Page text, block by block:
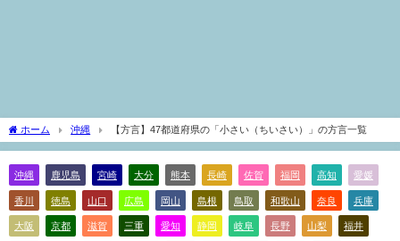
ホーム 沖縄 【方言】47都道府県の「小さい（ちいさい）」の方言一覧
沖縄 鹿児島 宮崎 大分 熊本 長崎 佐賀 福岡 高知 愛媛
香川 徳島 山口 広島 岡山 島根 鳥取 和歌山 奈良 兵庫
大阪 京都 滋賀 三重 愛知 静岡 岐阜 長野 山梨 福井